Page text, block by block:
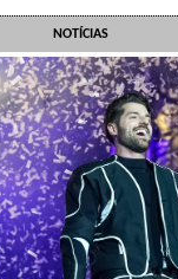
NOTÍCIAS